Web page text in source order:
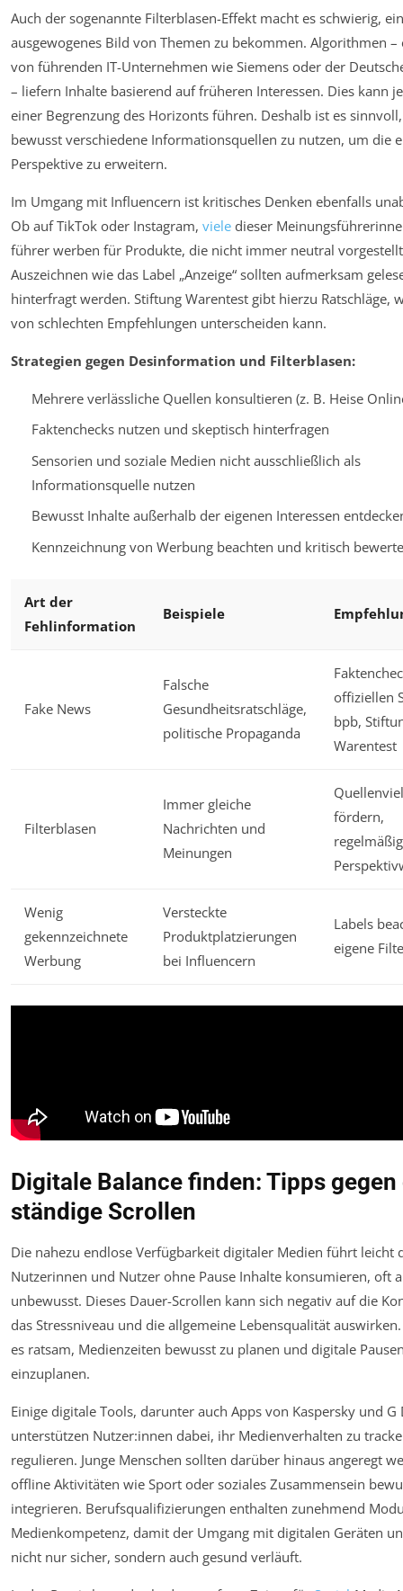
Auch der sogenannte Filterblasen-Effekt macht es schwierig, ein
ausgewogenes Bild von Themen zu bekommen. Algorithmen
von führenden IT-Unternehmen wie Siemens oder der
– liefern Inhalte basierend auf früheren Interessen. Dies kann
einer Begrenzung des Horizonts führen. Deshalb ist es
bewusst verschiedene Informationsquellen zu nutzen, um die
Perspektive zu erweitern.
Im Umgang mit Influencern ist kritisches Denken ebenfalls
Ob auf TikTok oder Instagram, viele dieser
führer werben für Produkte, die nicht immer neutral
Auszeichnen wie das Label „Anzeige“ sollten aufmerksam
hinterfragt werden. Stiftung Warentest gibt hierzu Ratschläge,
von schlechten Empfehlungen unterscheiden kann.
Strategien gegen Desinformation und Filterblasen:
Mehrere verlässliche Quellen konsultieren (z. B. Heise
Faktenchecks nutzen und skeptisch hinterfragen
Sensorien und soziale Medien nicht ausschließlich als
Informationsquelle nutzen
Bewusst Inhalte außerhalb der eigenen Interessen
Kennzeichnung von Werbung beachten und kritisch
Art der
Fehlinformation
Beispiele
Fake News
Falsche
Gesundheitsratschläge,
politische Propaganda
offiziellen
bpb,
Warentest
Filterblasen
Immer gleiche
Nachrichten und
Meinungen
fördern,
Wenig
gekennzeichnete
Werbung
Versteckte
Produktplatzierungen
bei Influencern
Labels
eigene
Digitale Balance finden: Tipps gegen
ständige Scrollen
Die nahezu endlose Verfügbarkeit digitaler Medien führt leicht
Nutzerinnen und Nutzer ohne Pause Inhalte konsumieren, oft
unbewusst. Dieses Dauer-Scrollen kann sich negativ auf die
das Stressniveau und die allgemeine Lebensqualität
es ratsam, Medienzeiten bewusst zu planen und digitale
einzuplanen.
Einige digitale Tools, darunter auch Apps von Kaspersky und G
unterstützen Nutzer:innen dabei, ihr Medienverhalten zu
regulieren. Junge Menschen sollten darüber hinaus angeregt
offline Aktivitäten wie Sport oder soziales Zusammensein
integrieren. Berufsqualifizierungen enthalten zunehmend
Medienkompetenz, damit der Umgang mit digitalen Geräten
nicht nur sicher, sondern auch gesund verläuft.